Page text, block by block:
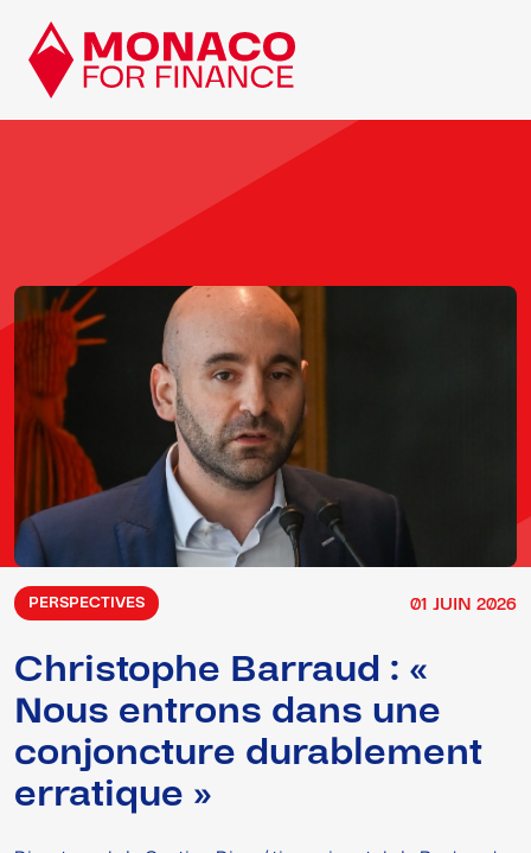
01 JUIN 2026
PERSPECTIVES
Christophe Barraud : «
Nous entrons dans une
conjoncture durablement
erratique »